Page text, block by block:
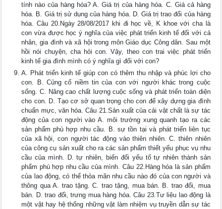
tính nào của hàng hóa? A. Giá trị của hàng hóa. C. Giá cả hàng
hóa. B. Giá trị sử dụng của hàng hóa. D. Giá trị trao đổi của hàng
hóa. Câu 20.Ngày 28/08/2017 khi đi học về, K khoe với cha là
con vừa được học ý nghĩa của việc phát triển kinh tế đối với cá
nhân, gia đình và xã hội trong môn Giáo dục Công dân. Sau một
hồi nói chuyện, cha hỏi con. Vậy, theo con trai việc phát triển
kinh tế gia đình mình có ý nghĩa gì đối với con?
A. Phát triển kinh tế giúp con có thêm thu nhập và phúc lợi cho
con. B. Củng cố niềm tin của con với người khác trong cuộc
sống. C. Nâng cao chất lượng cuộc sống và phát triển toàn diện
cho con. D. Tạo cơ sở quan trọng cho con để xây dựng gia đình
chuẩn mực, văn hóa. Câu 21.Sản xuất của cải vật chất là sự tác
động của con người vào A. môi trường xung quanh tạo ra các
sản phẩm phù hợp nhu cầu. B. sự tồn tại và phát triển liên tục
của xã hội, con người tác động vào thiên nhiên. C. thiên nhiên
của công cụ sản xuất cho ra các sản phẩm thiết yếu phục vụ nhu
cầu của mình. D. tự nhiên, biến đổi yếu tố tự nhiên thành sản
phẩm phù hợp nhu cầu của mình. Câu 22.Hàng hóa là sản phẩm
của lao động, có thể thỏa mãn nhu cầu nào đó của con người và
thông qua A. trao tặng. C. trao tặng, mua bán. B. trao đổi, mua
bán. D. trao đổi, trưng mua hàng hóa. Câu 23.Tư liệu lao động là
một vật hay hệ thống những vật làm nhiệm vụ truyền dẫn sự tác